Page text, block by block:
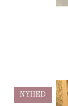
NYHED